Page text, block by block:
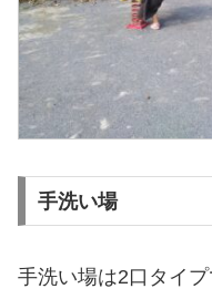
手洗い場
手洗い場は2口タイ